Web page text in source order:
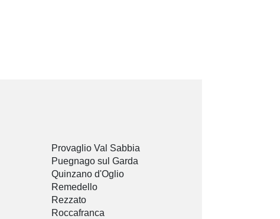
Provaglio Val Sabbia
Puegnago sul Garda
Quinzano d'Oglio
Remedello
Rezzato
Roccafranca